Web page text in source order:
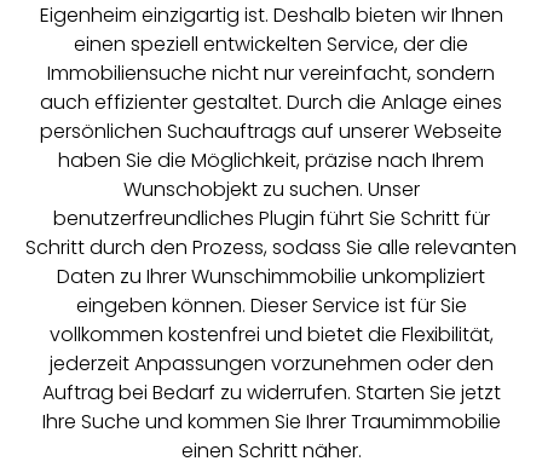
Eigenheim einzigartig ist. Deshalb bieten wir Ihnen
einen speziell entwickelten Service, der die
Immobiliensuche nicht nur vereinfacht, sondern
auch effizienter gestaltet. Durch die Anlage eines
persönlichen Suchauftrags auf unserer Webseite
haben Sie die Möglichkeit, präzise nach Ihrem
Wunschobjekt zu suchen. Unser
benutzerfreundliches Plugin führt Sie Schritt für
Schritt durch den Prozess, sodass Sie alle relevanten
Daten zu Ihrer Wunschimmobilie unkompliziert
eingeben können. Dieser Service ist für Sie
vollkommen kostenfrei und bietet die Flexibilität,
jederzeit Anpassungen vorzunehmen oder den
Auftrag bei Bedarf zu widerrufen. Starten Sie jetzt
Ihre Suche und kommen Sie Ihrer Traumimmobilie
einen Schritt näher.